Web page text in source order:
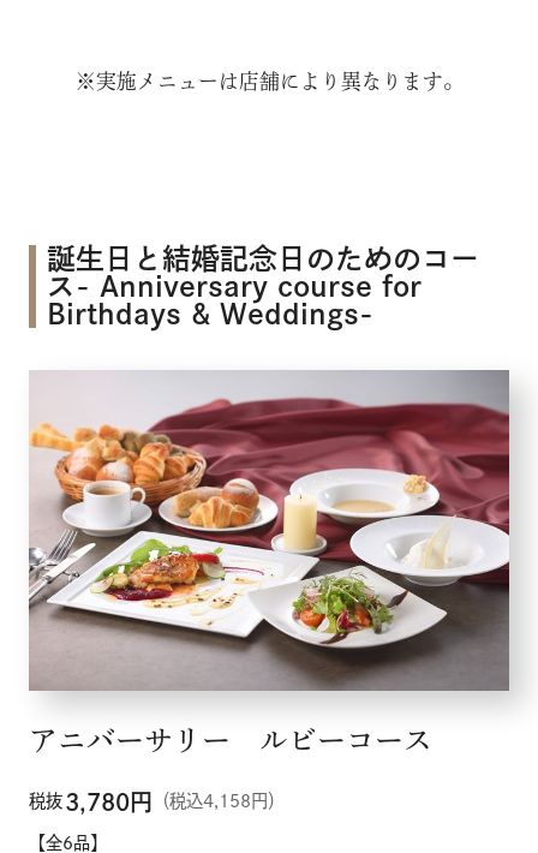
※実施メニューは店舗により異なります。
誕生日と結婚記念日のためのコー
ス- Anniversary course for
Birthdays & Weddings-
アニバーサリー ルビーコース
税抜 3,780円 （税込4,158円）
【全6品】